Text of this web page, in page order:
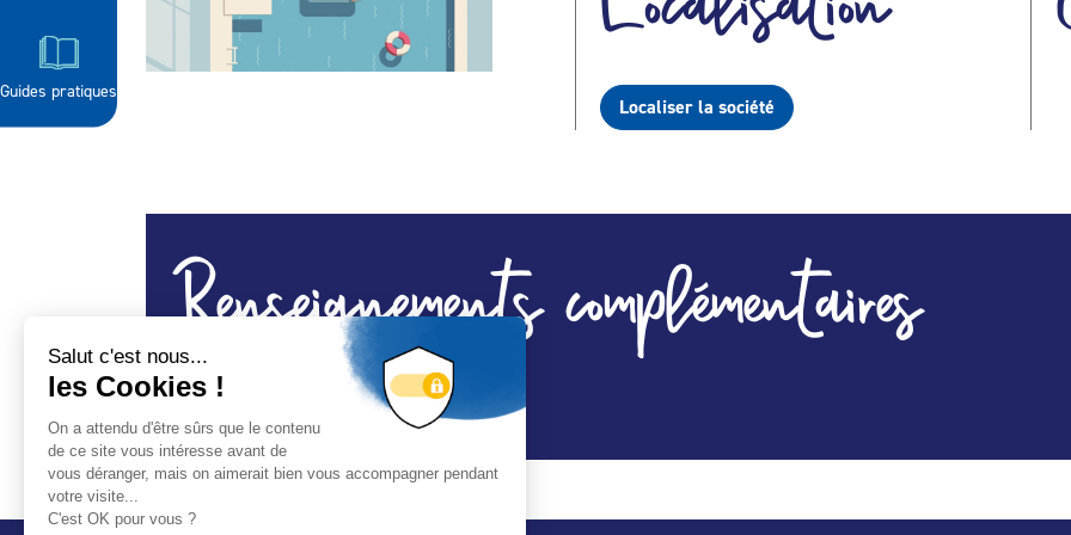
Guides pratiques
Localiser la société
Renseignements complémentaires
Construction et rénovation de piscines.